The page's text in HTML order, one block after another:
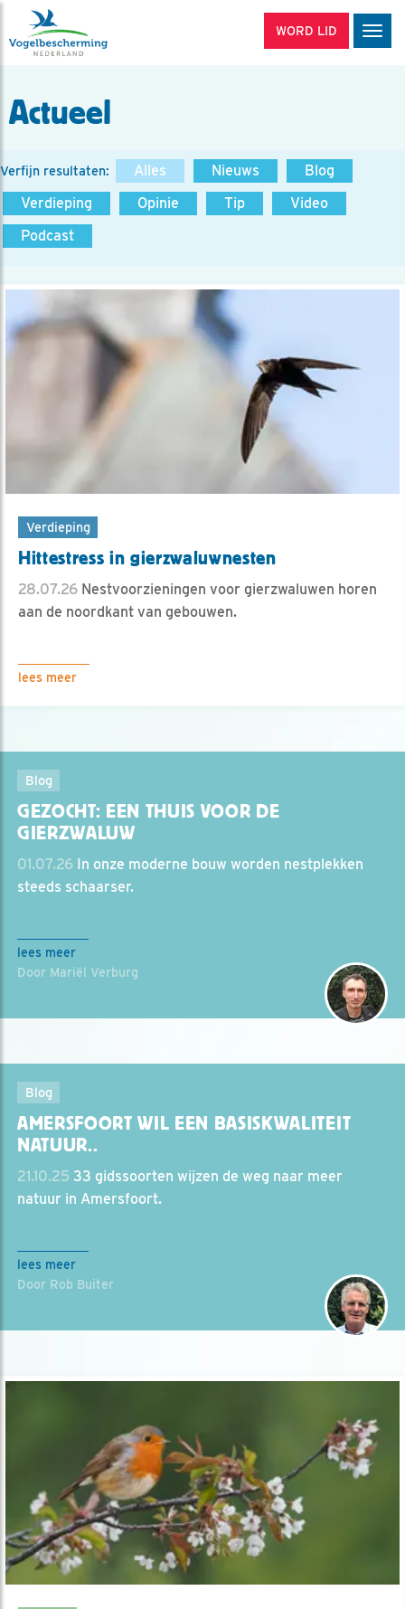
WORD LID
Actueel
Verfijn resultaten: Alles Nieuws
Blog
Verdieping
Opinie Tip
Video
Podcast
Verdieping
Hittestress in gierzwaluwnesten
28.07.26 Nestvoorzieningen voor gierzwaluwen horen
aan de noordkant van gebouwen.
lees meer
Blog
GEZOCHT: EEN THUIS VOOR DE
GIERZWALUW
01.07.26 In onze moderne bouw worden nestplekken
steeds schaarser.
lees meer
Door Mariël Verburg
Blog
AMERSFOORT WIL EEN BASISKWALITEIT
NATUUR..
21.10.25 33 gidssoorten wijzen de weg naar meer
natuur in Amersfoort.
lees meer
Door Rob Buiter